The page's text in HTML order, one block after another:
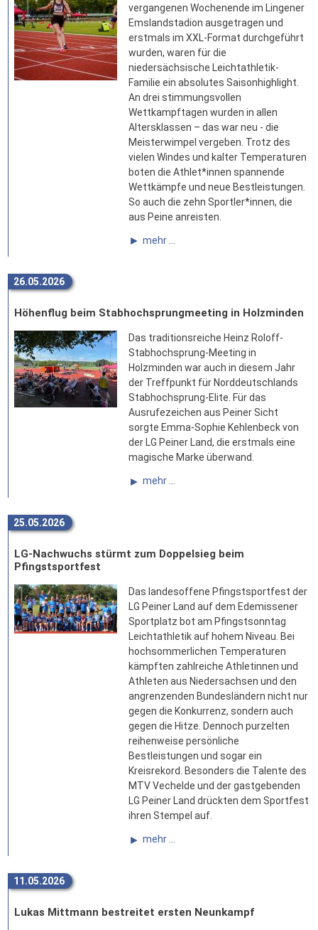
vergangenen Wochenende im Lingener
Emslandstadion ausgetragen und
erstmals im XXL-Format durchgeführt
wurden, waren für die
niedersächsische Leichtathletik-
Familie ein absolutes Saisonhighlight.
An drei stimmungsvollen
Wettkampftagen wurden in allen
Altersklassen – das war neu - die
Meisterwimpel vergeben. Trotz des
vielen Windes und kalter Temperaturen
boten die Athlet*innen spannende
Wettkämpfe und neue Bestleistungen.
So auch die zehn Sportler*innen, die
aus Peine anreisten.
mehr ...
26.05.2026
Höhenflug beim Stabhochsprungmeeting in Holzminden
Das traditionsreiche Heinz Roloff-
Stabhochsprung-Meeting in
Holzminden war auch in diesem Jahr
der Treffpunkt für Norddeutschlands
Stabhochsprung-Elite. Für das
Ausrufezeichen aus Peiner Sicht
sorgte Emma-Sophie Kehlenbeck von
der LG Peiner Land, die erstmals eine
magische Marke überwand.
mehr ...
25.05.2026
LG-Nachwuchs stürmt zum Doppelsieg beim
Pfingstsportfest
Das landesoffene Pfingstsportfest der
LG Peiner Land auf dem Edemissener
Sportplatz bot am Pfingstsonntag
Leichtathletik auf hohem Niveau. Bei
hochsommerlichen Temperaturen
kämpften zahlreiche Athletinnen und
Athleten aus Niedersachsen und den
angrenzenden Bundesländern nicht nur
gegen die Konkurrenz, sondern auch
gegen die Hitze. Dennoch purzelten
reihenweise persönliche
Bestleistungen und sogar ein
Kreisrekord. Besonders die Talente des
MTV Vechelde und der gastgebenden
LG Peiner Land drückten dem Sportfest
ihren Stempel auf.
mehr ...
11.05.2026
Lukas Mittmann bestreitet ersten Neunkampf